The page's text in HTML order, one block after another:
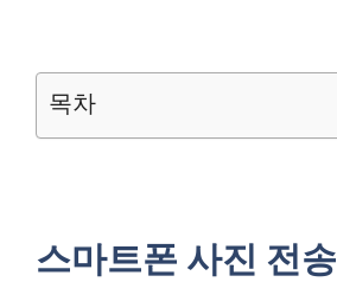
목차
스마트폰 사진 전송